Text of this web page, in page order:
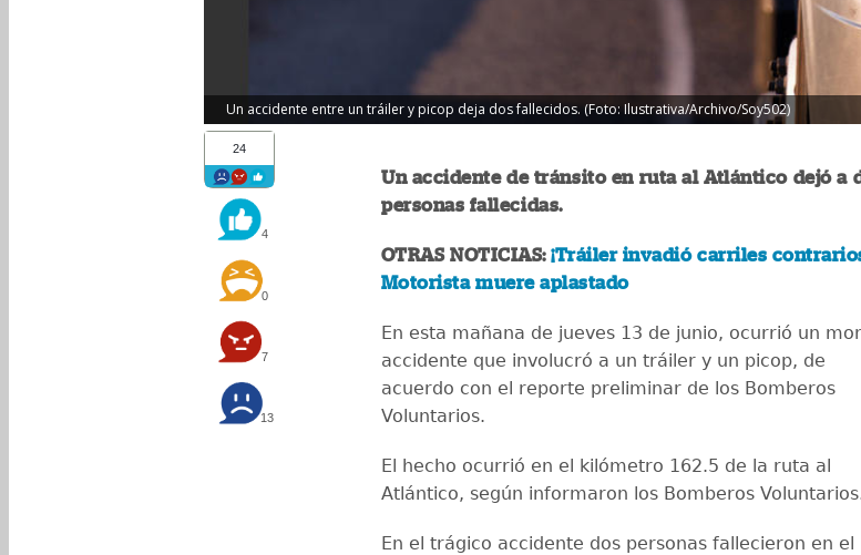
Un accidente entre un tráiler y picop deja dos fallecidos. (Foto: Ilustrativa/Archivo/Soy502)
24
4
0
7
13
Un accidente de tránsito en ruta al Atlántico dejó a
personas fallecidas.
OTRAS NOTICIAS:¡Tráiler invadió carriles
Motorista muere aplastado
En esta mañana de jueves 13 de junio, ocurrió un
accidente que involucró a un tráiler y un picop, de
acuerdo con el reporte preliminar de los Bomberos
Voluntarios.
El hecho ocurrió en el kilómetro 162.5 de la ruta al
Atlántico, según informaron los Bomberos
En el trágico accidente dos personas fallecieron en el